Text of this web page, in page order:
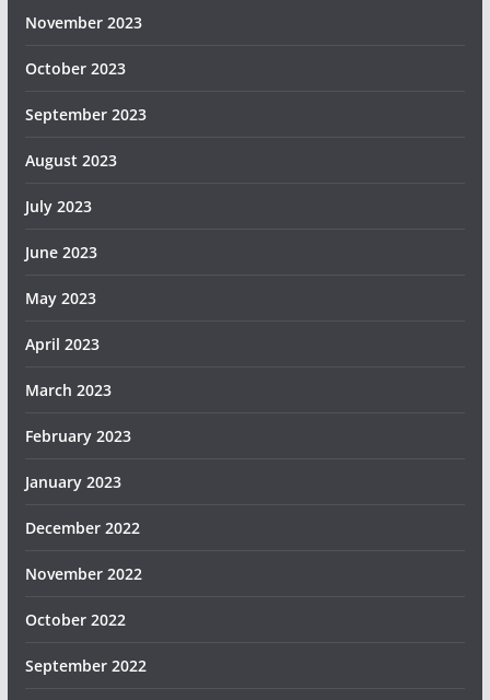
November 2023
October 2023
September 2023
August 2023
July 2023
June 2023
May 2023
April 2023
March 2023
February 2023
January 2023
December 2022
November 2022
October 2022
September 2022